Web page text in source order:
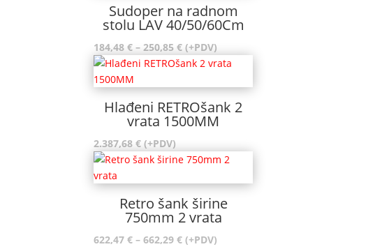
Sudoper na radnom
stolu LAV 40/50/60Cm
184,48€ – 250,85€Raspon
cijena:
184,48 €
do
250,85 €
(+PDV)
Hlađeni RETROšank 2
vrata 1500MM
2.387,68€ (+PDV)
Retro šank širine
750mm 2 vrata
622,47€ – 662,29€Raspon
(+PDV)